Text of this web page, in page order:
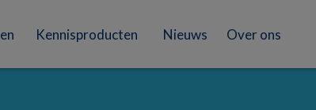
Kennisproducten Nieuws Over ons